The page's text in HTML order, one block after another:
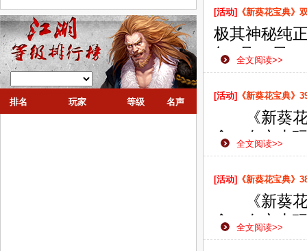
排名 玩家 等级 名声
【活动内容
励。
【活动奖励
[活动] 《新葵花宝典》
极其神秘纯
年6月21日
款网页游戏
侠之路更加
全文阅读>>
[活动] 《新葵花宝典》
《新葵花
念，在广大
为了给广大
展了此次数
全文阅读>>
[活动] 《新葵花宝典》
《新葵花
念，在广大
为了给广大
全文阅读>>